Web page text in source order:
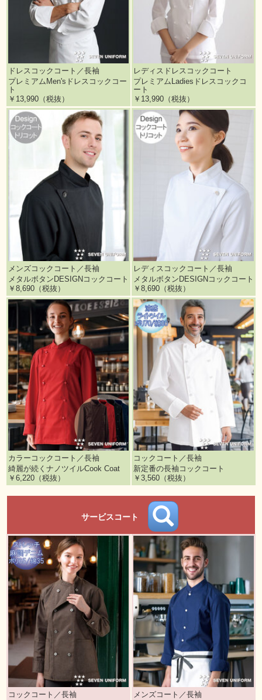
ドレスコックコート／長袖
プレミアムMen'sドレスコックコー
ト
￥13,990（税抜）
レディスドレスコックコート
プレミアムLadiesドレスコックコ
ート
￥13,990（税抜）
メンズコックコート／長袖
メタルボタンDESIGNコックコート
￥8,690（税抜）
レディスコックコート／長袖
メタルボタンDESIGNコックコート
￥8,690（税抜）
カラーコックコート／長袖
綺麗が続くナノツイルCook Coat
￥6,220（税抜）
コックコート／長袖
新定番の長袖コックコート
￥3,560（税抜）
サービスコート
コックコート／長袖
メンズコート／長袖